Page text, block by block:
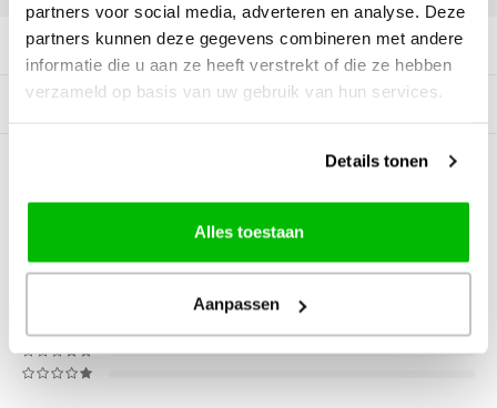
partners voor social media, adverteren en analyse. Deze
partners kunnen deze gegevens combineren met andere
informatie die u aan ze heeft verstrekt of die ze hebben
verzameld op basis van uw gebruik van hun services.
Details tonen
Alles toestaan
Aanpassen
Productomschrijving
Gerelateerde producten
BEOORDELINGEN